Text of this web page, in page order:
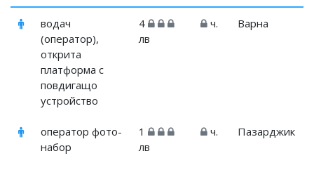
водач
(оператор),
открита
платформа с
повдигащо
устройство
4
лв
ч. Варна
оператор фото-
набор
1
лв
ч. Пазарджик